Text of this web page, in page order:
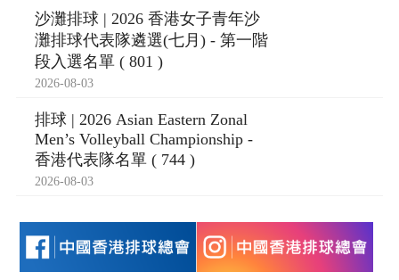
沙灘排球 | 2026 香港女子青年沙
灘排球代表隊遴選(七月) - 第一階
段入選名單 ( 801 )
2026-08-03
排球 | 2026 Asian Eastern Zonal
Men’s Volleyball Championship -
香港代表隊名單 ( 744 )
2026-08-03